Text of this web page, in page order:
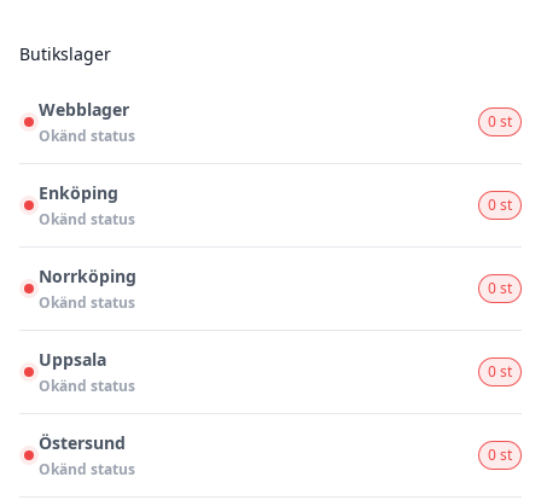
Butikslager
Webblager
Okänd status
0 st
Enköping
Okänd status
0 st
Norrköping
Okänd status
0 st
Uppsala
Okänd status
0 st
Östersund
Okänd status
0 st